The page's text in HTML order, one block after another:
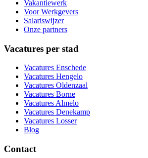
Vakantiewerk
Voor Werkgevers
Salariswijzer
Onze partners
Vacatures per stad
Vacatures Enschede
Vacatures Hengelo
Vacatures Oldenzaal
Vacatures Borne
Vacatures Almelo
Vacatures Denekamp
Vacatures Losser
Blog
Contact